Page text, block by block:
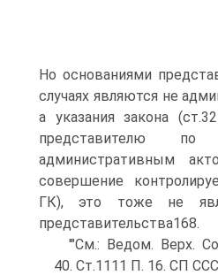
Но основаниями
случаях являются не
а указания закона
представителю по
административным
совершение
ГК), это тоже не
представительства168.
'"См.: Ведом. Верх.
40. Ст.1111 П. 16. СП